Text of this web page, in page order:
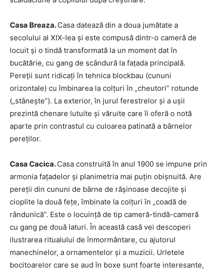
Casa Breaza.Casa datează din a doua jumătate a
secolului al XIX-lea şi este compusă dintr-o cameră de
locuit şi o tindă transformată la un moment dat în
bucătărie, cu gang de scândură la faţada principală.
Pereţii sunt ridicaţi în tehnica blockbau (cununi
orizontale) cu îmbinarea la colţuri în „cheutori” rotunde
(„stâneşte”). La exterior, în jurul ferestrelor şi a uşii
prezintă chenare lutuite şi văruite care îi oferă o notă
aparte prin contrastul cu culoarea patinată a bârnelor
pereţilor.
Casa Cacica.Casa construită în anul 1900 se impune prin
armonia faţadelor şi planimetria mai puţin obişnuită. Are
pereţii din cununi de bârne de răşinoase decojite şi
cioplite la două feţe, îmbinate la colţuri în „coadă de
rândunică”. Este o locuinţă de tip cameră-tindă-cameră
cu gang pe două laturi. În această casă vei descoperi
ilustrarea ritualului de înmormântare, cu ajutorul
manechinelor, a ornamentelor și a muzicii. Urletele
bocitoarelor care se aud în boxe sunt foarte interesante,